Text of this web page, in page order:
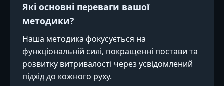
Які основні переваги вашої
методики?
Наша методика фокусується на
функціональній силі, покращенні постави та
розвитку витривалості через усвідомлений
підхід до кожного руху.